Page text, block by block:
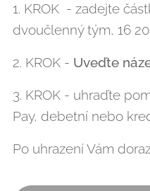
1. KROK - zadejte
dvoučlenný tým, 16
2. KROK - Uveďte
3. KROK - uhraďte
Pay, debetní nebo
Po uhrazení Vám